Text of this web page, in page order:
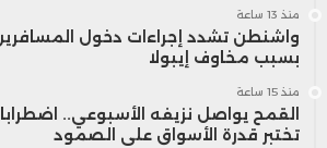
منذ 13 ساعة
واشنطن تشدد إجراءات دخول
بسبب مخاوف إيبولا
منذ 15 ساعة
القمح يواصل نزيفه الأسبوعي..
تختبر قدرة الأسواق على الصمود